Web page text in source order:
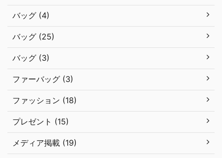
バッグ (4)
バッグ (25)
バッグ (3)
ファーバッグ (3)
ファッション (18)
プレゼント (15)
メディア掲載 (19)